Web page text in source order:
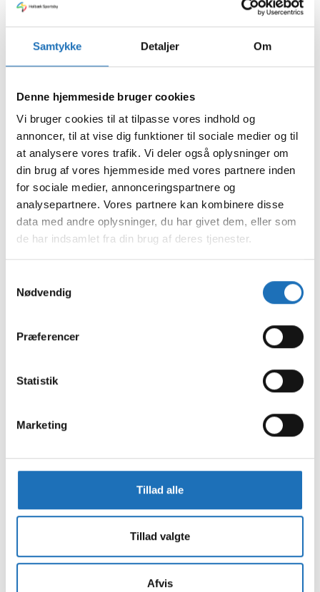
Samtykke Detaljer Om
Denne hjemmeside bruger cookies
Vi bruger cookies til at tilpasse vores indhold og
annoncer, til at vise dig funktioner til sociale medier og til
at analysere vores trafik. Vi deler også oplysninger om
din brug af vores hjemmeside med vores partnere inden
for sociale medier, annonceringspartnere og
analysepartnere. Vores partnere kan kombinere disse
data med andre oplysninger, du har givet dem, eller som
de har indsamlet fra din brug af deres tjenester.
Nødvendig
Præferencer
Statistik
Marketing
Tillad alle
Tillad valgte
Afvis
november 2023
august 2023
april 2023
februar 2023
januar 2023
november 2022
oktober 2022
september 2022
august 2022
juli 2022
maj 2022
april 2022
februar 2022
november 2021
august 2021
juli 2021
april 2021
februar 2021
januar 2021
oktober 2020
juli 2020